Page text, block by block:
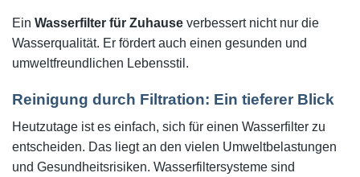
Ein Wasserfilter für Zuhause verbessert nicht nur die
Wasserqualität. Er fördert auch einen gesunden und
umweltfreundlichen Lebensstil.
Reinigung durch Filtration: Ein tieferer Blick
Heutzutage ist es einfach, sich für einen Wasserfilter zu
entscheiden. Das liegt an den vielen Umweltbelastungen
und Gesundheitsrisiken. Wasserfiltersysteme sind